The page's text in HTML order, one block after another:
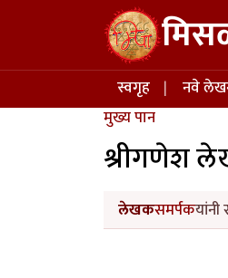
Skip to main content
Main navigation
स्वगृह नवे
मुख्य पान
श्रीगणेश
लेखकसमर्पक